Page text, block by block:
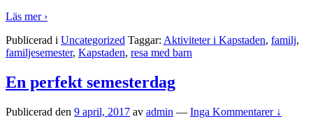
Läs mer ›
Publicerad i Uncategorized Taggar: Aktiviteter i Kapstaden, familj,
familjesemester, Kapstaden, resa med barn
En perfekt semesterdag
Publicerad den 9 april, 2017 av admin — Inga Kommentarer ↓